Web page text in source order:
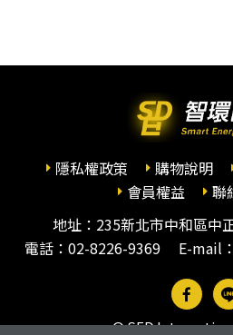
隱私權政策 購物說明
會員權益
聯
地址：235新北市中和區中
電話： 02-8226-9369 E-mail
© SED